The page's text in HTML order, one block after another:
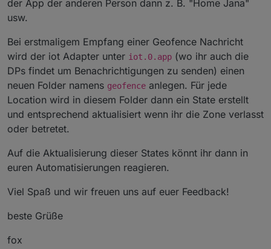
der App der anderen Person dann z. B. "Home Jana"
usw.
Bei erstmaligem Empfang einer Geofence Nachricht
wird der iot Adapter unter iot.0.app (wo ihr auch die
DPs findet um Benachrichtigungen zu senden) einen
neuen Folder namens geofence anlegen. Für jede
Location wird in diesem Folder dann ein State erstellt
und entsprechend aktualisiert wenn ihr die Zone verlasst
oder betretet.
Auf die Aktualisierung dieser States könnt ihr dann in
euren Automatisierungen reagieren.
Viel Spaß und wir freuen uns auf euer Feedback!
beste Grüße
fox